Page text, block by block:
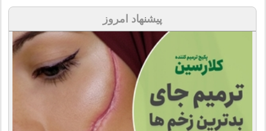
پیشنهاد امروز